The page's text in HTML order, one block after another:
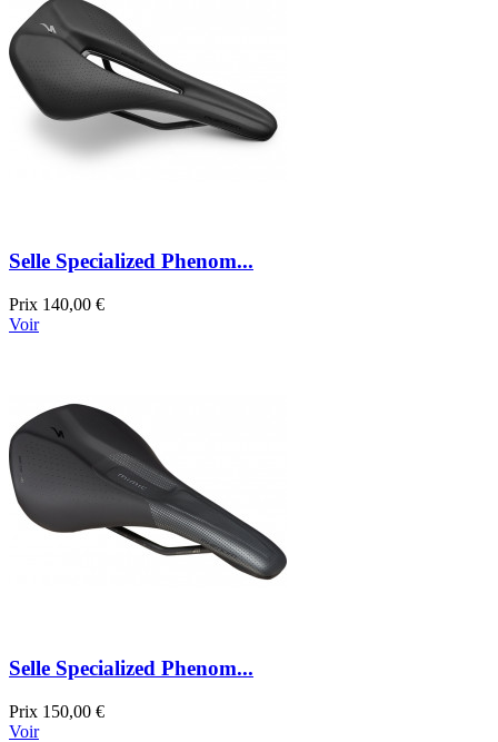
Selle Specialized Phenom...
Prix 140,00 €
Voir
Selle Specialized Phenom...
Prix 150,00 €
Voir